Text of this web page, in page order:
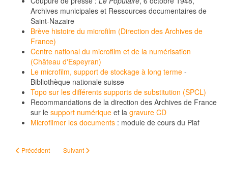
Archives municipales et Ressources documentaires de
Saint-Nazaire
Brève histoire du microfilm (Direction des Archives de
France)
Centre national du microfilm et de la numérisation
(Château d'Espeyran)
Le microfilm, support de stockage à long terme -
Bibliothèque nationale suisse
Topo sur les différents supports de substitution (SPCL)
Recommandations de la direction des Archives de France
sur le support numérique et la gravure CD
Microfilmer les documents : module de cours du Piaf
Article précédent : Injures publiques
Précédent Article suivant : Les archives dans l'actu
Suivant